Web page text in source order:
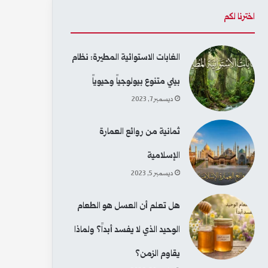
ث
ع
ن
اخترنا لكم
الغابات الاستوائية المطيرة: نظام
بيئي متنوع بيولوجياً وحيوياً
ديسمبر 7, 2023
ثمانية من روائع العمارة
الإسلامية
ديسمبر 5, 2023
هل تعلم أن العسل هو الطعام
الوحيد الذي لا يفسد أبداً؟ ولماذا
يقاوم الزمن؟